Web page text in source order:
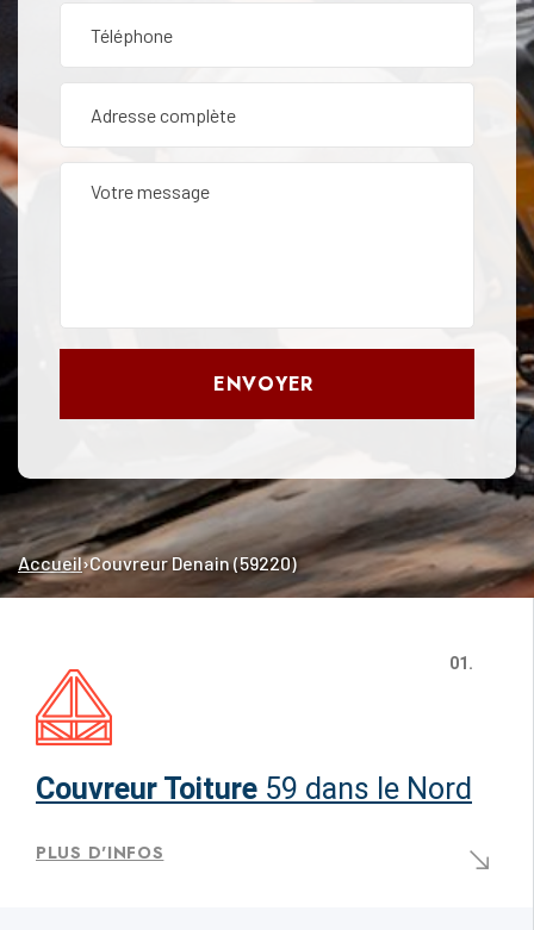
ENVOYER
Accueil›Couvreur Denain (59220)
01.
Couvreur Toiture 59 dans le Nord
PLUS D'INFOS